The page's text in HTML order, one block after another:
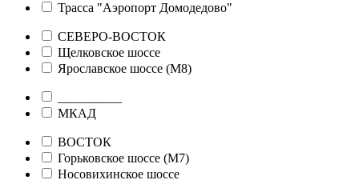
Трасса "Аэропорт Домодедово"
СЕВЕРО-ВОСТОК
Щелковское шоссе
Ярославское шоссе (М8)
МКАД
ВОСТОК
Горьковское шоссе (М7)
Носовихинское шоссе